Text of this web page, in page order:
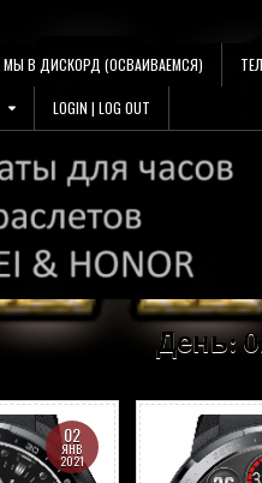
МЫ В ДИСКОРД (ОСВАИВАЕМСЯ)
LOGIN | LOG OUT
День:
02
ЯНВ
2021